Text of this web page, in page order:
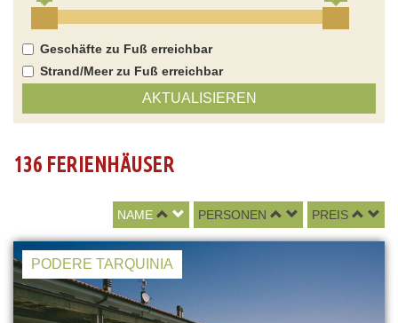
Geschäfte zu Fuß erreichbar
Strand/Meer zu Fuß erreichbar
AKTUALISIEREN
136 FERIENHÄUSER
NAME PERSONEN PREIS
PODERE TARQUINIA